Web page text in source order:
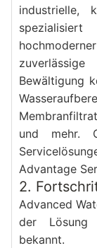
industrielle,
Bewältigung
und mehr.
Advantage
2.
Advanced
der Lösung